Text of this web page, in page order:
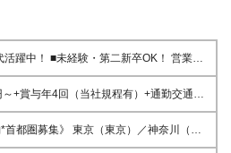
躍中！ ■未経験・第二新卒OK！ 営業
融業界の経験がない方も大歓迎です！ ■
または短期大学を卒業した方で2026年
る会社を探している □未経験から専門知識
+賞与年4回（当社規程有）+通勤交通費
） ※業務遂行に伴う交通費な
費は原則会社が支給(当社規程有) ※入社後
*首都圏募集》 東京（東京）／神奈川（み
かでの勤務 ※ご希望の勤務地を確